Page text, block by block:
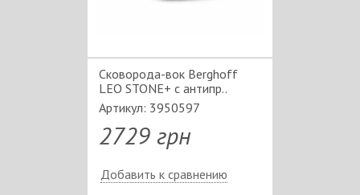
Сковорода-вок Berghoff
LEO STONE+ с антипр..
Артикул: 3950597
2729 грн
Добавить к сравнению